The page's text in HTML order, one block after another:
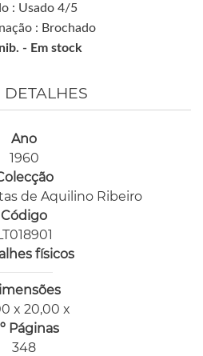
: Usado 4/5
: Brochado
- Em stock
DETALHES
Ano
1960
de Aquilino Ribeiro
Código
físicos
x 20,00 x
Páginas
348